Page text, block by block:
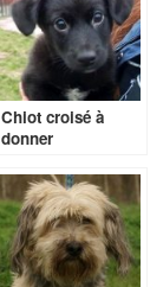
Chiot croisé à
donner